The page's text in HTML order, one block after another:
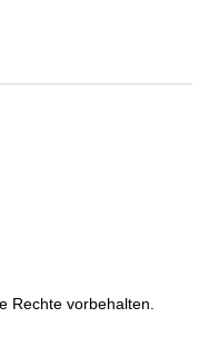
Rechte vorbehalten.